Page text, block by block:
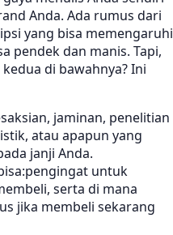
Anda. Ada rumus dari
yang bisa memengaruhi
pendek dan manis. Tapi,
di bawahnya? Ini
jaminan, penelitian
atau apapun yang
janji Anda.
untuk
serta di mana
jika membeli sekarang